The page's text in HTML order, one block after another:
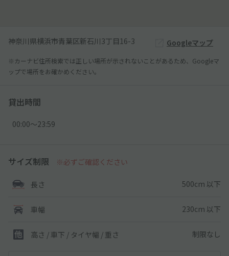
神奈川県横浜市青葉区新石川3丁目16-3 Googleマップ
※カーナビ住所検索では正しい場所が示されないことがあるため、Googleマ
ップで場所をお確かめください。
貸出時間
00:00〜23:59
サイズ制限 ※必ずご確認ください
長さ 500cm 以下
車幅 230cm 以下
高さ / 車下 / タイヤ幅 / 重さ 制限なし